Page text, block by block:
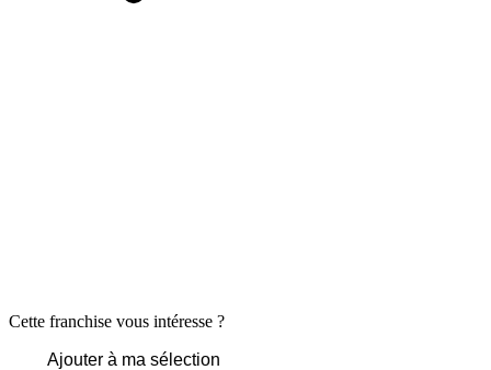
Cette franchise vous intéresse ?
Ajouter à ma sélection